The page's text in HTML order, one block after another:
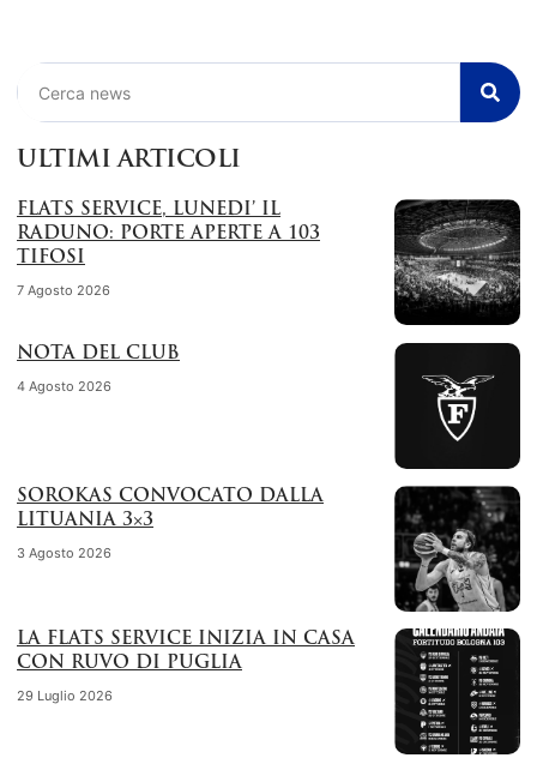
ULTIMI ARTICOLI
FLATS SERVICE, LUNEDI’ IL
RADUNO: PORTE APERTE A 103
TIFOSI
7 Agosto 2026
NOTA DEL CLUB
4 Agosto 2026
SOROKAS CONVOCATO DALLA
LITUANIA 3×3
3 Agosto 2026
LA FLATS SERVICE INIZIA IN CASA
CON RUVO DI PUGLIA
29 Luglio 2026